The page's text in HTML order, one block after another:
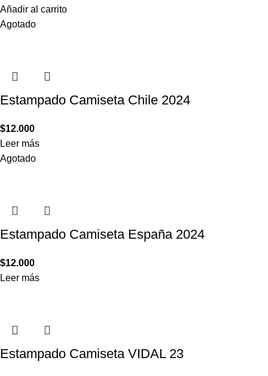
Añadir al carrito
Agotado
Estampado Camiseta Chile 2024
$12.000
Leer más
Agotado
Estampado Camiseta España 2024
$12.000
Leer más
Estampado Camiseta VIDAL 23